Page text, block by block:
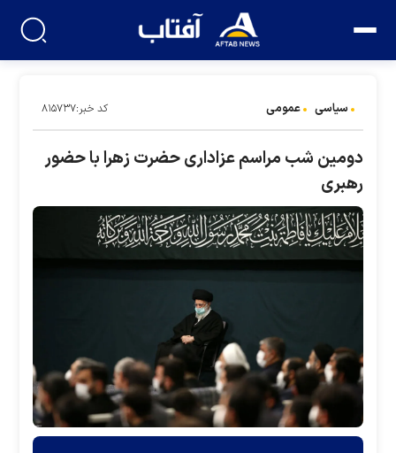
سیاسی عمومی کد خبر:۸۱۵۷۳۷
دومین شب مراسم عزاداری حضرت زهرا با حضور
رهبری